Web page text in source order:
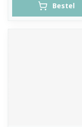
Bestel